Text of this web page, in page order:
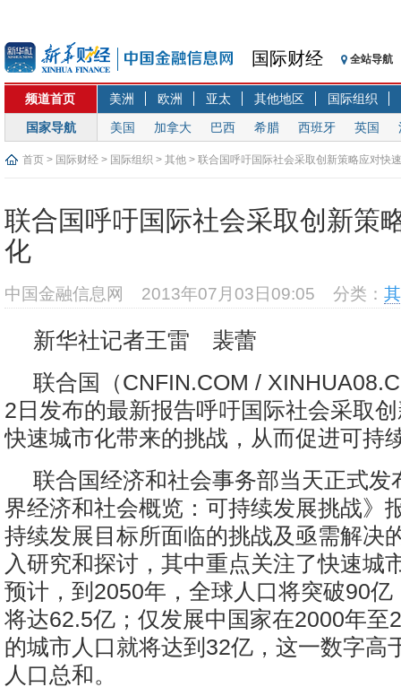
国际财经 全站导航
频道首页 美洲 欧洲 亚太 其他地区
国际组织
国家导航
美国 加拿大 巴西 希腊 西班牙 英国
首页 > 国际财经 > 国际组织 > 其他 > 联合国呼吁国际社会采取创新策略应对快
联合国呼吁国际社会采取创新策
化
中国金融信息网 2013年07月03日09:05 分类：
新华社记者王雷 裴蕾
联合国（CNFIN.COM /
2日发布的最新报告呼吁国际社会采取
快速城市化带来的挑战，从而促进可持
联合国经济和社会事务部当天正式发
界经济和社会概览：可持续发展挑战》
持续发展目标所面临的挑战及亟需解决
入研究和探讨，其中重点关注了快速城
预计，到2050年，全球人口将突破90亿
将达62.5亿；仅发展中国家在2000年至
的城市人口就将达到32亿，这一数字高
人口总和。